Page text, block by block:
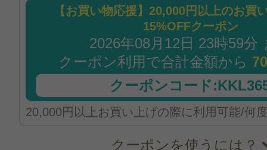
【お買い物応援】20,000円以上のお買
15%OFFクーポン
2026年08月12日 23時59分
クーポン利用で合計金額から
クーポンコード
20,000円以上お買い上げの際に利用可能/何
クーポンを使うには？